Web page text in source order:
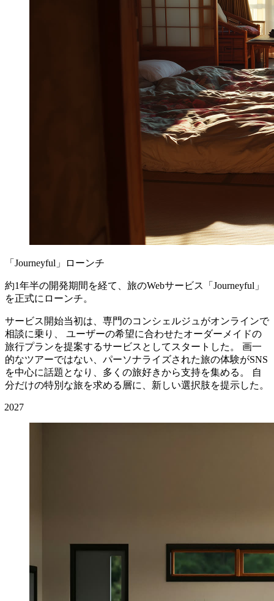
「Journeyful」ローンチ
約1年半の開発期間を経て、旅のWebサービス「Journeyful」
を正式にローンチ。
サービス開始当初は、専門のコンシェルジュがオンラインで
相談に乗り、 ユーザーの希望に合わせたオーダーメイドの
旅行プランを提案するサービスとしてスタートした。 画一
的なツアーではない、パーソナライズされた旅の体験がSNS
を中心に話題となり、多くの旅好きから支持を集める。 自
分だけの特別な旅を求める層に、新しい選択肢を提示した。
2027